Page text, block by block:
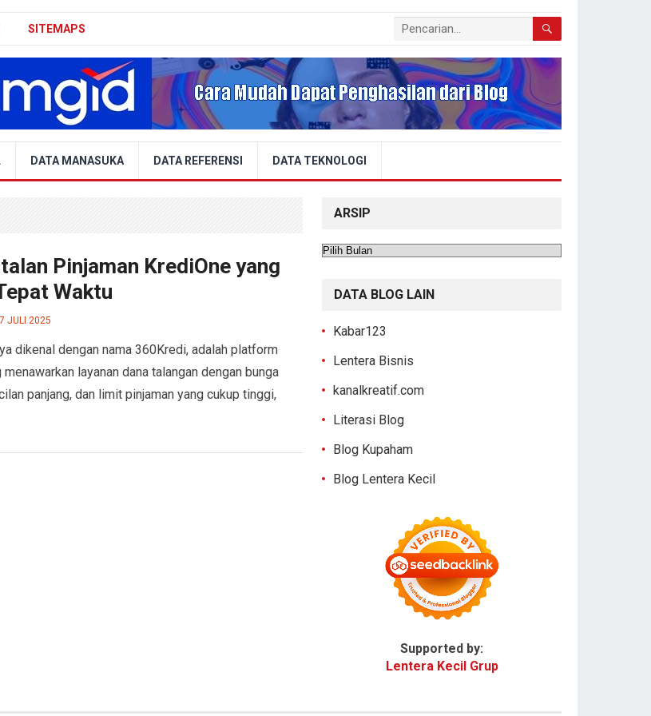
SITEMAPS
DATA MANASUKA DATA REFERENSI DATA TEKNOLOGI
Pinjaman KrediOne yang
Waktu
JULI 2025
dikenal dengan nama 360Kredi, adalah platform
layanan dana talangan dengan bunga
panjang, dan limit pinjaman yang cukup tinggi,
ARSIP
Arsip
DATA BLOG LAIN
Kabar123
Lentera Bisnis
kanalkreatif.com
Literasi Blog
Blog Kupaham
Blog Lentera Kecil
Supported by:
Lentera Kecil Grup